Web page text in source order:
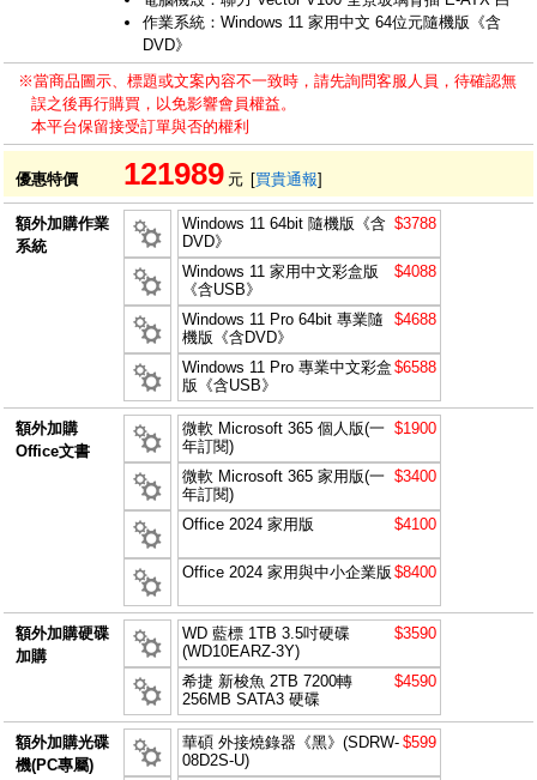
作業系統：Windows 11 家用中文 64位元隨機版《含
DVD》
※當商品圖示、標題或文案內容不一致時，請先詢問客服人員，待確認無
誤之後再行購買，以免影響會員權益。
本平台保留接受訂單與否的權利
優惠特價 121989 元 [買貴通報]
額外加購作業
系統
Windows 11 64bit 隨機版《含
DVD》
$3788
Windows 11 家用中文彩盒版
《含USB》
$4088
Windows 11 Pro 64bit 專業隨
機版《含DVD》
$4688
Windows 11 Pro 專業中文彩盒
版《含USB》
$6588
額外加購
Office文書
微軟 Microsoft 365 個人版(一
年訂閱)
$1900
微軟 Microsoft 365 家用版(一
年訂閱)
$3400
Office 2024 家用版 $4100
Office 2024 家用與中小企業版 $8400
額外加購硬碟
加購
WD 藍標 1TB 3.5吋硬碟
(WD10EARZ-3Y)
$3590
希捷 新梭魚 2TB 7200轉
256MB SATA3 硬碟
$4590
額外加購光碟
機(PC專屬)
華碩 外接燒錄器《黑》(SDRW-
08D2S-U)
$599